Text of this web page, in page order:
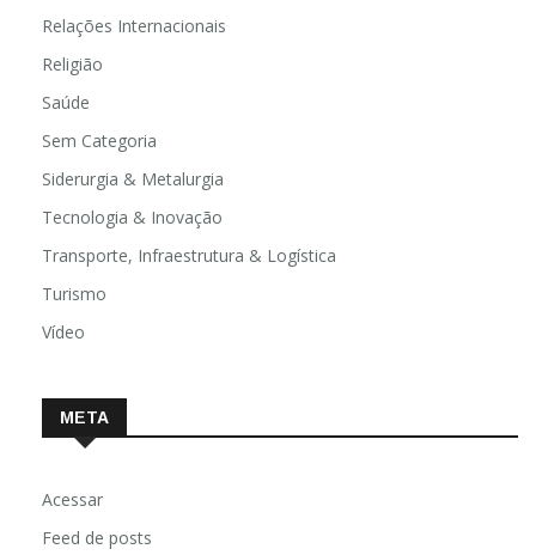
Relações Internacionais
Religião
Saúde
Sem Categoria
Siderurgia & Metalurgia
Tecnologia & Inovação
Transporte, Infraestrutura & Logística
Turismo
Vídeo
META
Acessar
Feed de posts